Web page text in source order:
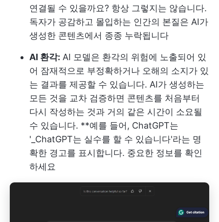
연결될 수 있을까요? 항상 그렇지는 않습니다.
독자가 공감하고 몰입하는 인간의 본질은 AI가
생성한 콘텐츠에서 종종 누락됩니다
AI 환각: AI 모델은 환각의 위험에 노출되어 있
어 잠재적으로 부정확하거나 오해의 소지가 있
는 결과를 제공할 수 있습니다. AI가 생성하는
모든 것을 교차 검증하면 콘텐츠를 처음부터
다시 작성하는 것과 거의 같은 시간이 소요될
수 있습니다. **예를 들어, ChatGPT는
'_ChatGPT는 실수를 할 수 있습니다'라는 명
확한 경고를 표시합니다. 중요한 정보를 확인
하세요